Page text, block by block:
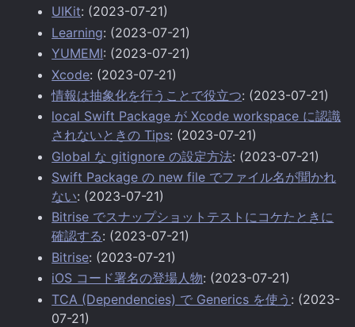
UIKit: (2023-07-21)
Learning: (2023-07-21)
YUMEMI: (2023-07-21)
Xcode: (2023-07-21)
情報は抽象化を行うことで役立つ: (2023-07-21)
local Swift Package が Xcode workspace に認識
されないときの Tips: (2023-07-21)
Global な gitignore の設定方法: (2023-07-21)
Swift Package の new file でファイル名が聞かれ
ない: (2023-07-21)
Bitrise でスナップショットテストにコケたときに
確認する: (2023-07-21)
Bitrise: (2023-07-21)
iOS コード署名の登場人物: (2023-07-21)
TCA (Dependencies) で Generics を使う : (2023-
07-21)